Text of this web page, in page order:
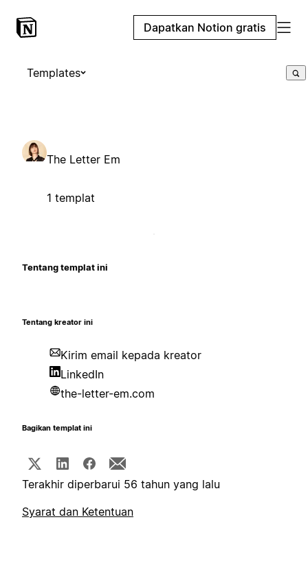
Dapatkan Notion gratis
Templates
The Letter Em
1 templat
Tentang templat ini
Tentang kreator ini
Kirim email kepada kreator
LinkedIn
the-letter-em.com
Bagikan templat ini
Terakhir diperbarui 56 tahun yang lalu
Syarat dan Ketentuan